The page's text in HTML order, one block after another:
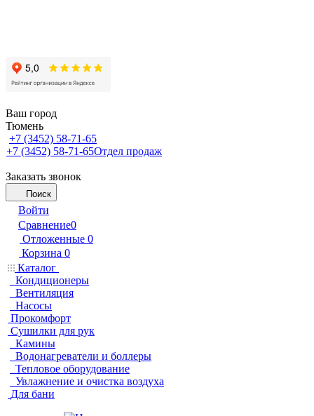
Ваш город
Тюмень
+7 (3452) 58-71-65
+7 (3452) 58-71-65Отдел продаж
Заказать звонок
Поиск
Войти
Сравнение0
Отложенные 0
Корзина 0
Каталог
Кондиционеры
Вентиляция
Насосы
Прокомфорт
Сушилки для рук
Камины
Водонагреватели и боллеры
Тепловое оборудование
Увлажнение и очистка воздуха
Для бани